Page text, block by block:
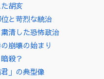
胡亥
と苛烈な統治
清した恐怖政治
崩壊の始まり
殺？
」の典型像